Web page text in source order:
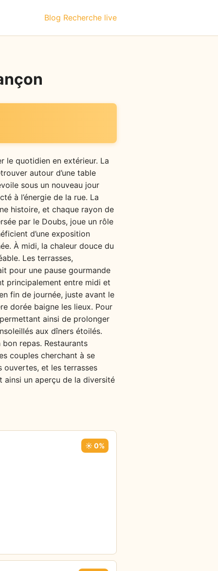
Blog Recherche live
le quotidien en extérieur. La
autour d’une table
sous un nouveau jour
à l’énergie de la rue. La
histoire, et chaque rayon de
par le Doubs, joue un rôle
d’une exposition
À midi, la chaleur douce du
Les terrasses,
pour une pause gourmande
principalement entre midi et
fin de journée, juste avant le
dorée baigne les lieux. Pour
ainsi de prolonger
aux dîners étoilés.
repas. Restaurants
couples cherchant à se
ouvertes, et les terrasses
ainsi un aperçu de la diversité
☀️ 0%